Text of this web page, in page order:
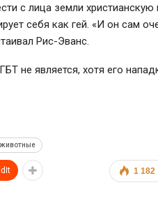
с лица земли христианскую
себя как гей. «И он сам
Рис-Эванс.
не является, хотя его
животные
1 182